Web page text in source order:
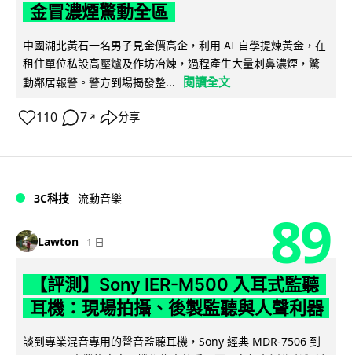
金冒濃煙驚動全區
中國湖北黃石一名男子見金價高企，利用 AI 自學提煉黃金，在
租住單位私設高壓爐及作坊冶煉，過程產生大量刺鼻濃煙，驚
動鄰居報警。警方到場揭發整...
閱讀全文
110 7 ↗ 分享
3C科技 流動音樂
Lawton 1 日 89
【評測】Sony IER-M500 入耳式監聽
耳機：現場拍攝、後製監聽與人聲利器
談到專業混音專用的聲音監聽耳機，Sony 經典 MDR-7506 到